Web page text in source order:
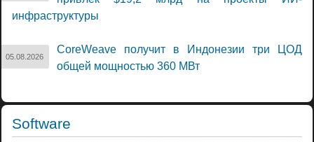
инфраструктуры
05.08.2026
CoreWeave получит в Индонезии три ЦОД
общей мощностью 360 МВт
Software